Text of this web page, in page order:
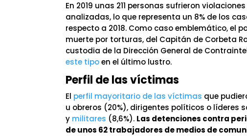
En 2019 unas 211 personas sufrieron
analizadas, lo que representa un 8% de los
respecto a 2018. Como caso emblemático, el
muerte por torturas, del Capitán de Corbeta
custodia de la Dirección General de
este tipoen el último lustro.
Perfil de las víctimas
El perfil mayoritario de las víctimas que
u obreros (20%), dirigentes políticos o líderes
y militares (8,6%). Las detenciones contra
de unos 62 trabajadores de medios de